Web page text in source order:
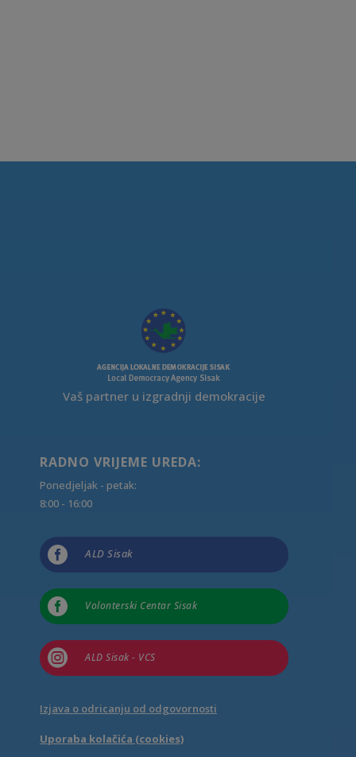
Vaš partner u izgradnji demokracije
RADNO VRIJEME UREDA:
Ponedjeljak - petak:
8:00 - 16:00
 ALD Sisak
 Volonterski Centar Sisak
 ALD Sisak - VCS
Izjava o odricanju od odgovornosti
Uporaba kolačića (cookies)